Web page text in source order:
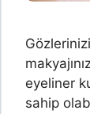
eyeliner
sahip